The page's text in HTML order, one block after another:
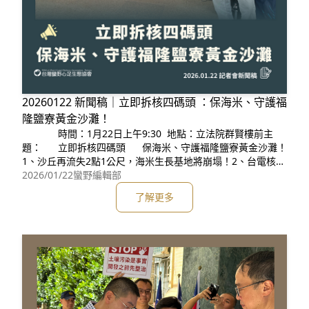
20260122 新聞稿｜立即拆核四碼頭 ：保海米、守護福
隆鹽寮黃金沙灘！
時間：1月22日上午9:30 地點：立法院群賢樓前主
題： 立即拆核四碼頭 保海米、守護福隆鹽寮黃金沙灘！
1、沙丘再流失2點1公尺，海米生長基地將崩塌！2、台電核工
部門蓄意隱
2026/01/22蠻野編輯部
了解更多